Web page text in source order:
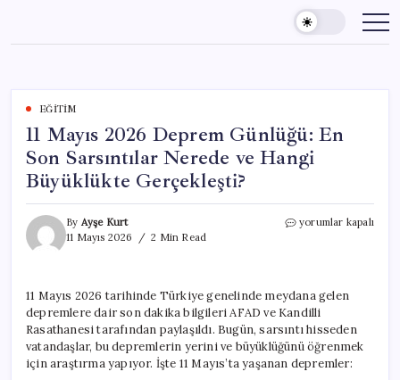
content
EĞITIM
11 Mayıs 2026 Deprem Günlüğü: En
Son Sarsıntılar Nerede ve Hangi
Büyüklükte Gerçekleşti?
By Ayşe Kurt
11 Mayıs 2026
2 Min Read
11
En
Son
Sarsıntılar
Nerede
Hangi
yorumlar kapalı
11 Mayıs 2026 tarihinde Türkiye genelinde meydana gelen
depremlere dair son dakika bilgileri AFAD ve Kandilli
Rasathanesi tarafından paylaşıldı. Bugün, sarsıntı hisseden
vatandaşlar, bu depremlerin yerini ve büyüklüğünü öğrenmek
için araştırma yapıyor. İşte 11 Mayıs’ta yaşanan depremler: